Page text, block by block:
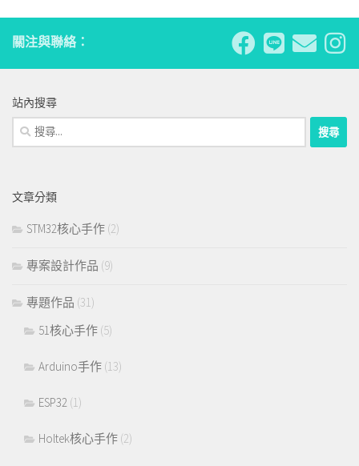
關注與聯絡：
站內搜尋
搜
尋
字:
文章分類
STM32核心手作 (2)
專案設計作品 (9)
專題作品 (31)
51核心手作 (5)
Arduino手作 (13)
ESP32 (1)
Holtek核心手作 (2)